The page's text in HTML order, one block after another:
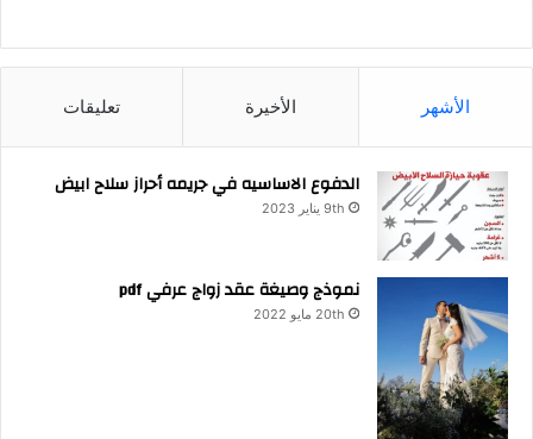
الأشهر الأخيرة تعليقات
الدفوع الاساسيه في جريمه أحراز سلاح ابيض
9th يناير 2023
نموذج وصيغة عقد زواج عرفي pdf
20th مايو 2022